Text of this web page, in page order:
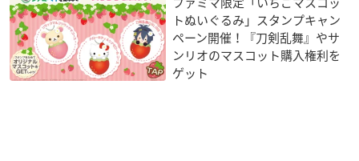
トぬいぐるみ」スタンプキャン
ペーン開催！『刀剣乱舞』やサ
ンリオのマスコット購入権利を
ゲット